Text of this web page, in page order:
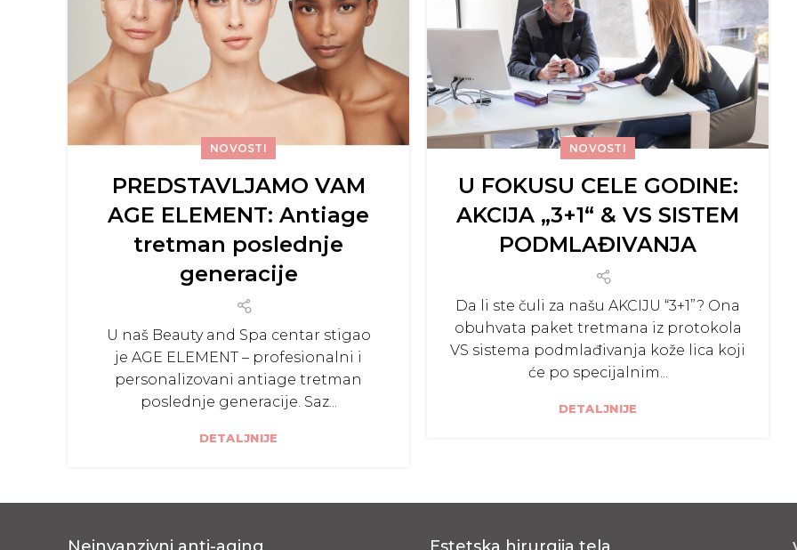
NOVOSTI
PREDSTAVLJAMO VAM
AGE ELEMENT: Antiage
tretman poslednje
generacije
U naš Beauty and Spa centar stigao
je AGE ELEMENT – profesionalni i
personalizovani antiage tretman
poslednje generacije. Saz...
DETALJNIJE
NOVOSTI
U FOKUSU CELE GODINE:
AKCIJA „3+1“ & VS SISTEM
PODMLAĐIVANJA
Da li ste čuli za našu AKCIJU “3+1”? Ona
obuhvata paket tretmana iz protokola
VS sistema podmlađivanja kože lica koji
će po specijalnim...
DETALJNIJE